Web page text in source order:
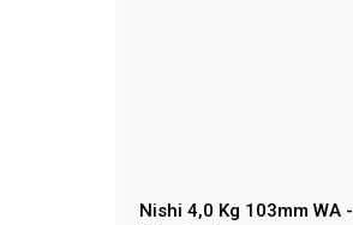
Nishi 4,0 Kg 103mm WA -